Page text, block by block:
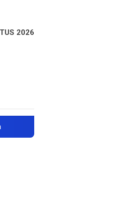
2026
Singapura Apresiasi